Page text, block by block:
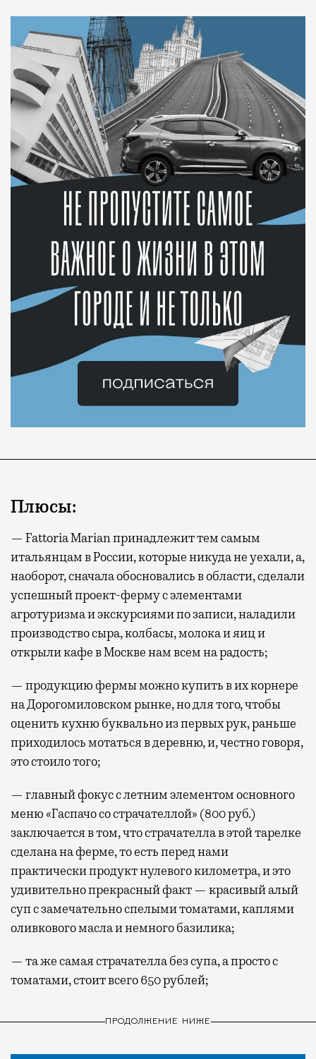
Плюсы:
— Fattoria Marian принадлежит тем самым
итальянцам в России, которые никуда не уехали, а,
наоборот, сначала обосновались в области, сделали
успешный проект-ферму с элементами
агротуризма и экскурсиями по записи, наладили
производство сыра, колбасы, молока и яиц и
открыли кафе в Москве нам всем на радость;
— продукцию фермы можно купить в их корнере
на Дорогомиловском рынке, но для того, чтобы
оценить кухню буквально из первых рук, раньше
приходилось мотаться в деревню, и, честно говоря,
это стоило того;
— главный фокус с летним элементом основного
меню «Гаспачо со страчателлой» (800 руб.)
заключается в том, что страчателла в этой тарелке
сделана на ферме, то есть перед нами
практически продукт нулевого километра, и это
удивительно прекрасный факт — красивый алый
суп с замечательно спелыми томатами, каплями
оливкового масла и немного базилика;
— та же самая страчателла без супа, а просто с
томатами, стоит всего 650 рублей;
ПРОДОЛЖЕНИЕ НИЖЕ